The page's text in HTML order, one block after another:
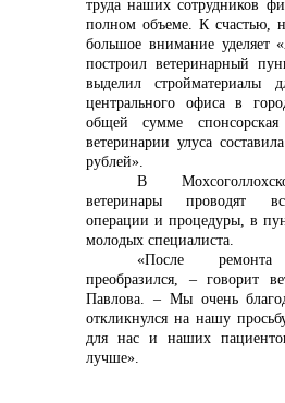
труда наших сотрудников
полном объеме. К счастью,
большое внимание уделяет
построил ветеринарный
выделил стройматериалы
центрального офиса в
общей сумме
ветеринарии улуса
рублей».
В
ветеринары проводят
операции и процедуры, в
молодых специалиста.
«После
преобразился, – говорит
Павлова. – Мы очень
откликнулся на нашу
для нас и наших
лучше».